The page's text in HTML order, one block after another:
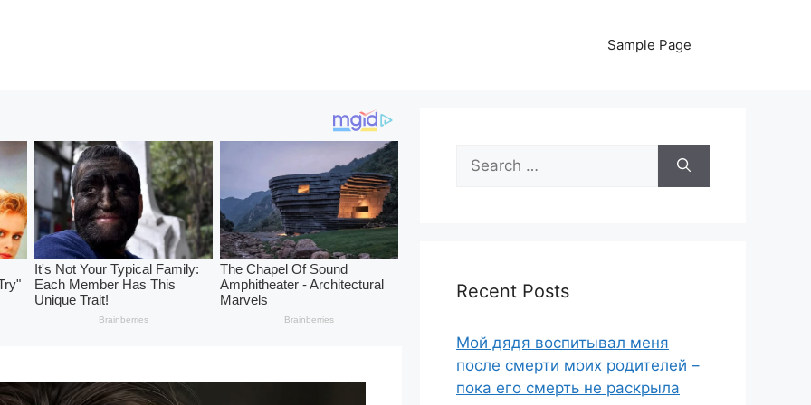
Sample Page
Search
for:
Recent Posts
Мой дядя воспитывал меня
после смерти моих родителей –
пока его смерть не раскрыла